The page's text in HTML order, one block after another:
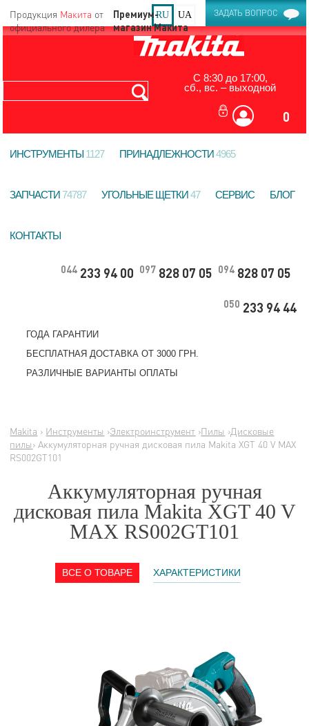
Продукция Макита от
официального дилера
ЗАДАТЬ ВОПРОС
RU UA
С 8:30 до 17:00,
сб., вс. – выходной
0
ИНСТРУМЕНТЫ 1127 ПРИНАДЛЕЖНОСТИ4965
ЗАПЧАСТИ74787 УГОЛЬНЫЕ ЩЕТКИ47 СЕРВИС БЛОГ
КОНТАКТЫ
044233 94 00 097828 07 05 094828 07 05
050 233 94 44
ГОДА ГАРАНТИИ
БЕСПЛАТНАЯ ДОСТАВКА ОТ 3000 ГРН.
РАЗЛИЧНЫЕ ВАРИАНТЫ ОПЛАТЫ
Makita › Инструменты ›Электроинструмент ›Пилы ›Дисковые
пилы› Аккумуляторная ручная дисковая пила Makita XGT 40 V MAX
RS002GT101
Аккумуляторная ручная
дисковая пила Makita XGT 40 V
MAX RS002GT101
ВСЕ О ТОВАРЕ ХАРАКТЕРИСТИКИ